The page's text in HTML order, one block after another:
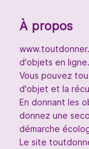
À propos
d'objets en ligne.
Vous pouvez
d'objet et la
En donnant les
donnez une
démarche
Le site